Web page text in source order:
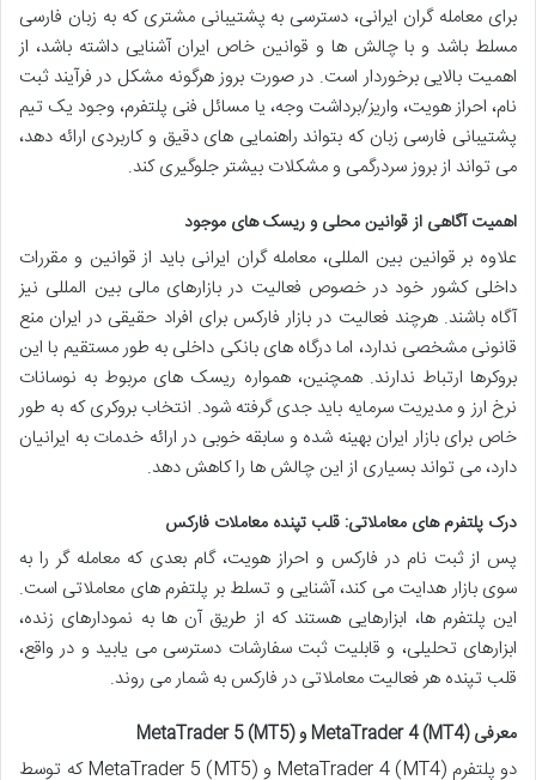
برای معامله گران ایرانی، دسترسی به پشتیبانی مشتری که به زبان فارسی
مسلط باشد و با چالش ها و قوانین خاص ایران آشنایی داشته باشد، از
اهمیت بالایی برخوردار است. در صورت بروز هرگونه مشکل در فرآیند ثبت
نام، احراز هویت، واریز/برداشت وجه، یا مسائل فنی پلتفرم، وجود یک تیم
پشتیبانی فارسی زبان که بتواند راهنمایی های دقیق و کاربردی ارائه دهد،
می تواند از بروز سردرگمی و مشکلات بیشتر جلوگیری کند.
اهمیت آگاهی از قوانین محلی و ریسک های موجود
علاوه بر قوانین بین المللی، معامله گران ایرانی باید از قوانین و مقررات
داخلی کشور خود در خصوص فعالیت در بازارهای مالی بین المللی نیز
آگاه باشند. هرچند فعالیت در بازار فارکس برای افراد حقیقی در ایران منع
قانونی مشخصی ندارد، اما درگاه های بانکی داخلی به طور مستقیم با این
بروکرها ارتباط ندارند. همچنین، همواره ریسک های مربوط به نوسانات
نرخ ارز و مدیریت سرمایه باید جدی گرفته شود. انتخاب بروکری که به طور
خاص برای بازار ایران بهینه شده و سابقه خوبی در ارائه خدمات به ایرانیان
دارد، می تواند بسیاری از این چالش ها را کاهش دهد.
درک پلتفرم های معاملاتی: قلب تپنده معاملات فارکس
پس از ثبت نام در فارکس و احراز هویت، گام بعدی که معامله گر را به
سوی بازار هدایت می کند، آشنایی و تسلط بر پلتفرم های معاملاتی است.
این پلتفرم ها، ابزارهایی هستند که از طریق آن ها به نمودارهای زنده،
ابزارهای تحلیلی، و قابلیت ثبت سفارشات دسترسی می یابید و در واقع،
قلب تپنده هر فعالیت معاملاتی در فارکس به شمار می روند.
معرفی MetaTrader 4 (MT4) و MetaTrader 5 (MT5)
دو پلتفرم MetaTrader 4 (MT4) و MetaTrader 5 (MT5) که توسط